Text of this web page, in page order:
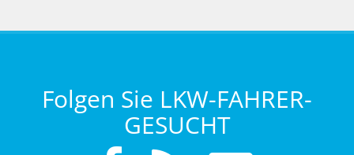
Folgen Sie LKW-FAHRER-
GESUCHT